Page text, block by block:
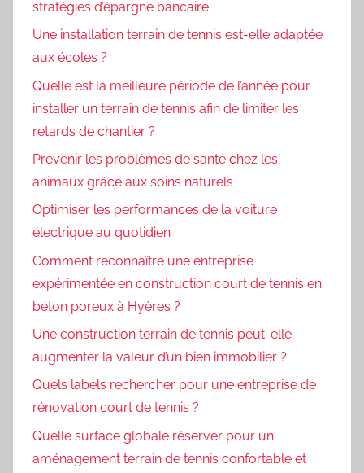
stratégies d’épargne bancaire
Une installation terrain de tennis est-elle adaptée
aux écoles ?
Quelle est la meilleure période de l’année pour
installer un terrain de tennis afin de limiter les
retards de chantier ?
Prévenir les problèmes de santé chez les
animaux grâce aux soins naturels
Optimiser les performances de la voiture
électrique au quotidien
Comment reconnaître une entreprise
expérimentée en construction court de tennis en
béton poreux à Hyères ?
Une construction terrain de tennis peut-elle
augmenter la valeur d’un bien immobilier ?
Quels labels rechercher pour une entreprise de
rénovation court de tennis ?
Quelle surface globale réserver pour un
aménagement terrain de tennis confortable et